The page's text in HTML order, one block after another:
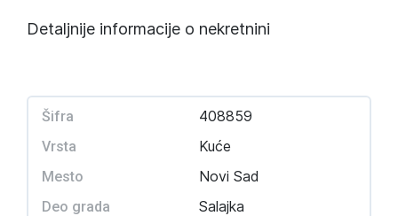
Detaljnije informacije o nekretnini
Šifra 408859
Vrsta Kuće
Mesto Novi Sad
Deo grada Salajka